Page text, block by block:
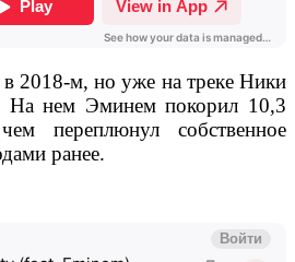
2018-м, но уже на треке Ники
нем Эминем покорил 10,3
переплюнул собственное
ранее.